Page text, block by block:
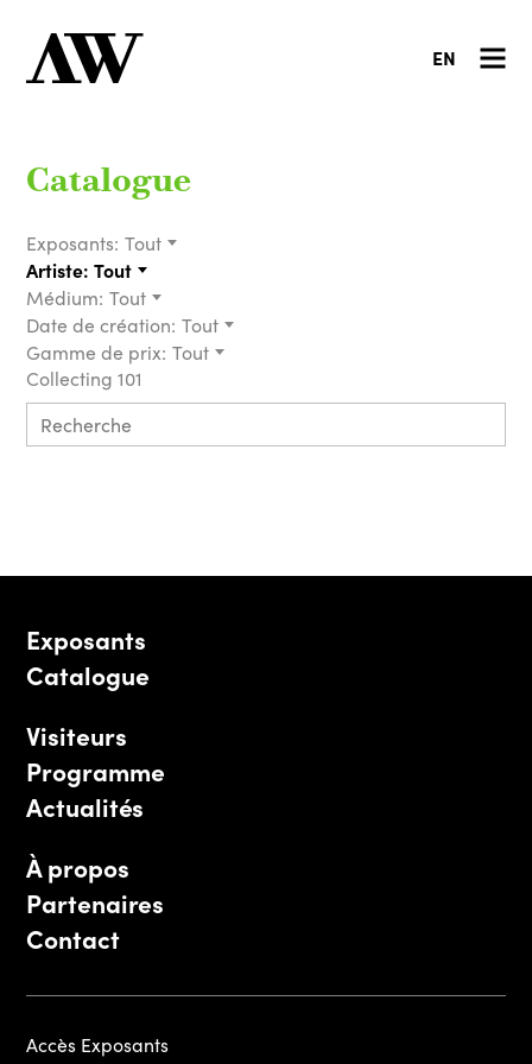
EN
Catalogue
Exposants: Tout
Artiste: Tout
Médium: Tout
Date de création: Tout
Gamme de prix: Tout
Collecting 101
Exposants
Catalogue
Visiteurs
Programme
Actualités
À propos
Partenaires
Contact
Accès Exposants